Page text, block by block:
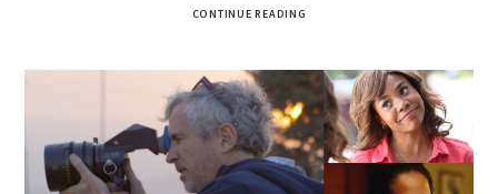
CONTINUE READING